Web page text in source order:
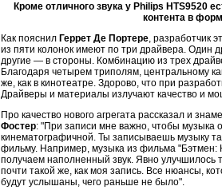
Кроме отличного звука у Philips HTS9520
контента в
Как пояснил Геррет Де Портере, разработчик
из пяти колонок имеют по три драйвера. Один
другие — в стороны. Комбинацию из трех
Благодаря четырем триполям, центральному
же, как в кинотеатре. Здорово, что при
Драйверы и материалы излучают качество и
Про качество нового агрегата рассказал и
Фостер: "При записи мне важно, чтобы музыка
кинематографичной. Ты записываешь музыку
фильму. Например, музыка из фильма "Бэтмен:
получаем наполненный звук. Явно улучшилось
почти такой же, как моя запись. Все нюансы,
будут услышаны, чего раньше не было".